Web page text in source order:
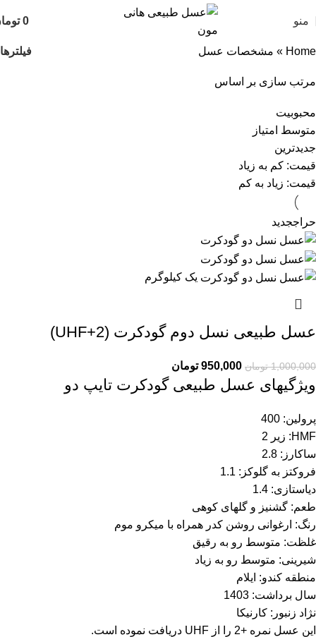
منو 0
Home
» مشخصات عسل فیلترها
مرتب سازی بر اساس
محبوبیت
متوسط امتیاز
جدیدترین
قیمت: کم به زیاد
قیمت: زیاد به کم
حراججدید
یک کیلوگرم
عسل طبیعی نسل دوم گودکرت (UHF+2)
1,000,000 تومان 950,000 تومان
ویژگیهای عسل طبیعی گودکرت تایپ دو
پرولین: 400
HMF: زیر 2
ساکارز: 2.8
فروکتز به گلوکز: 1.1
دیاستازی: 1.4
طعم: گشنیز و گلهای کوهی
رنگ: ارغوانی روشن کدر همراه با میکرو موم
غلظت: متوسط رو به رقیق
شیرینی: متوسط رو به زیاد
منطقه کندو: ایلام
سال برداشت: 1403
نژاد زنبور: کارنیکا
این عسل نمره +2 را از UHF دریافت نموده است.